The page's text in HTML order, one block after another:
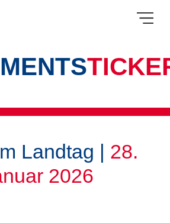
Landtag | 28.
2026